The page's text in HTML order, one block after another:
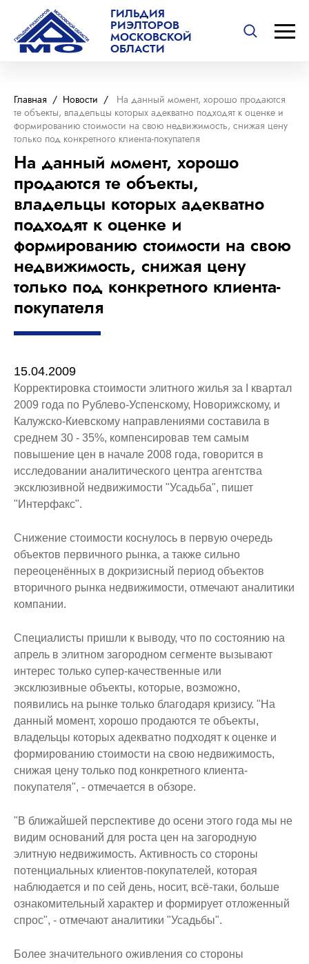
ГИЛЬДИЯ
РИЭЛТОРОВ
МОСКОВСКОЙ
ОБЛАСТИ
Главная / Новости /
На данный момент, хорошо продаются
те объекты, владельцы которых адекватно подходят к оценке и
формированию стоимости на свою недвижимость, снижая цену
только под конкретного клиента-покупателя
На данный момент, хорошо
продаются те объекты,
владельцы которых адекватно
подходят к оценке и
формированию стоимости на свою
недвижимость, снижая цену
только под конкретного клиента-
покупателя
15.04.2009
Корректировка стоимости элитного жилья за I квартал
2009 года по Рублево-Успенскому, Новорижскому, и
Калужско-Киевскому направлениями составила в
среднем 30 - 35%, компенсировав тем самым
повышение цен в начале 2008 года, говорится в
исследовании аналитического центра агентства
эксклюзивной недвижимости "Усадьба", пишет
"Интерфакс".
Снижение стоимости коснулось в первую очередь
объектов первичного рынка, а также сильно
переоценённых в докризисный период объектов
вторичного рынка недвижимости, отмечают аналитики
компании.
Специалисты пришли к выводу, что по состоянию на
апрель в элитном загородном сегменте вызывают
интерес только супер-качественные или
эксклюзивные объекты, которые, возможно,
появились на рынке только благодаря кризису. "На
данный момент, хорошо продаются те объекты,
владельцы которых адекватно подходят к оценке и
формированию стоимости на свою недвижимость,
снижая цену только под конкретного клиента-
покупателя", - отмечается в обзоре.
"В ближайшей перспективе до осени этого года мы не
видим оснований для роста цен на загородную
элитную недвижимость. Активность со стороны
потенциальных клиентов-покупателей, которая
наблюдается и по сей день, носит, всё-таки, больше
ознакомительный характер и формирует отложенный
спрос", - отмечают аналитики "Усадьбы".
Более значительного оживления со стороны